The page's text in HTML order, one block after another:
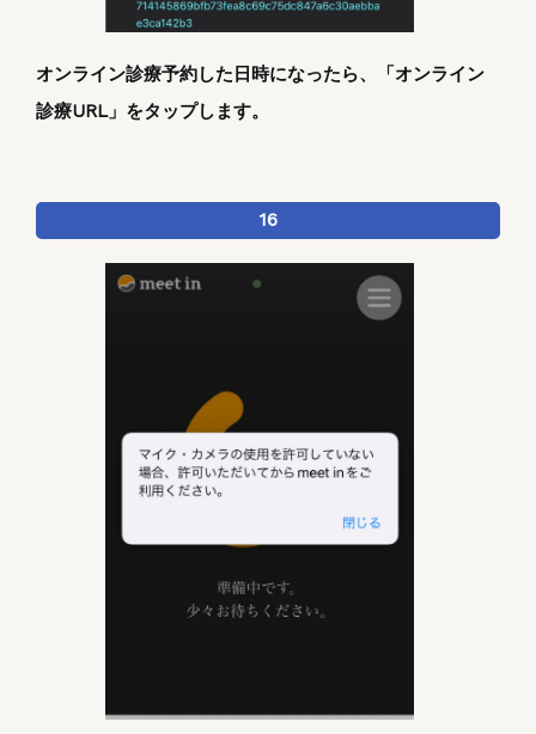
オンライン診療予約した日時になったら、「オンライン
診療URL」をタップします。
16